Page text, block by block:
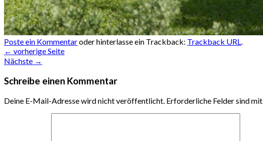
Poste ein Kommentaroder hinterlasse ein Trackback: Trackback URL.
← vorherige Seite
Nächste →
Schreibe einen Kommentar
Deine E-Mail-Adresse wird nicht veröffentlicht. Erforderliche Felder sind mit